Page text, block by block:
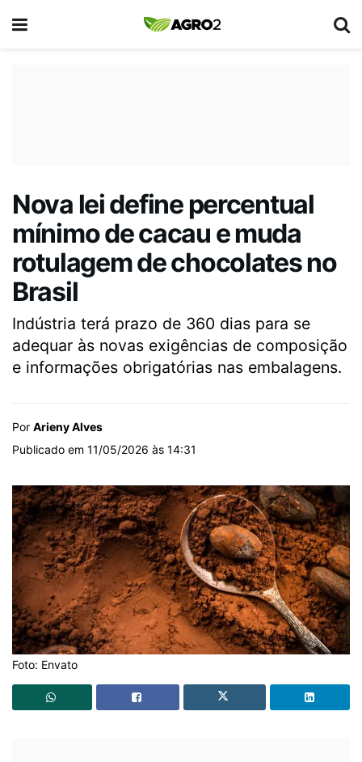
Nova lei define percentual
mínimo de cacau e muda
rotulagem de chocolates no
Brasil
Indústria terá prazo de 360 dias para se
adequar às novas exigências de composição
e informações obrigatórias nas embalagens.
Por Arieny Alves
Publicado em 11/05/2026 às 14:31
Foto: Envato